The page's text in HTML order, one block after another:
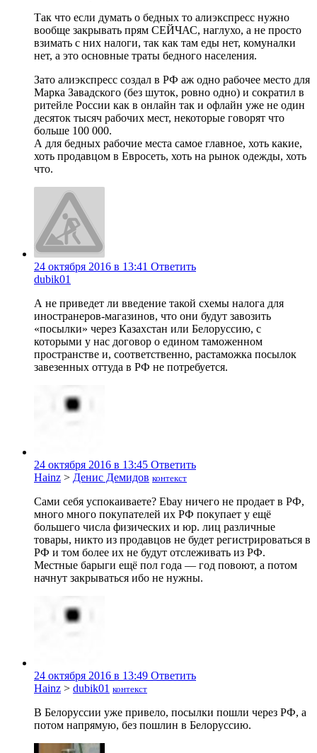
Так что если думать о бедных то алиэкспресс нужно
вообще закрывать прям СЕЙЧАС, наглухо, а не просто
взимать с них налоги, так как там еды нет, комуналки
нет, а это основные траты бедного населения.
Зато алиэкспресс создал в РФ аж одно рабочее место для
Марка Завадского (без шуток, ровно одно) и сократил в
ритейле России как в онлайн так и офлайн уже не один
десяток тысяч рабочих мест, некоторые говорят что
больше 100 000.
А для бедных рабочие места самое главное, хоть какие,
хоть продавцом в Евросеть, хоть на рынок одежды, хоть
что.
24 октября 2016 в 13:41 Ответить
dubik01
А не приведет ли введение такой схемы налога для
иностранеров-магазинов, что они будут завозить
«посылки» через Казахстан или Белоруссию, с
которыми у нас договор о едином таможенном
пространстве и, соответственно, растаможка посылок
завезенных оттуда в РФ не потребуется.
24 октября 2016 в 13:45 Ответить
Hainz > Денис Демидов контекст
Сами себя успокаиваете? Ebay ничего не продает в РФ,
много много покупателей их РФ покупает у ещё
большего числа физических и юр. лиц различные
товары, никто из продавцов не будет регистрироваться в
РФ и том более их не будут отслеживать из РФ.
Местные барыги ещё пол года — год повоют, а потом
начнут закрываться ибо не нужны.
24 октября 2016 в 13:49 Ответить
Hainz > dubik01 контекст
В Белоруссии уже привело, посылки пошли через РФ, а
потом напрямую, без пошлин в Белоруссию.